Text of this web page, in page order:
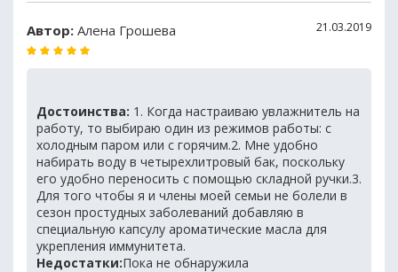
Автор: Алена Грошева 21.03.2019
Достоинства: 1. Когда настраиваю увлажнитель на
работу, то выбираю один из режимов работы: с
холодным паром или с горячим.2. Мне удобно
набирать воду в четырехлитровый бак, поскольку
его удобно переносить с помощью складной ручки.3.
Для того чтобы я и члены моей семьи не болели в
сезон простудных заболеваний добавляю в
специальную капсулу ароматические масла для
укрепления иммунитета.
Недостатки:Пока не обнаружила